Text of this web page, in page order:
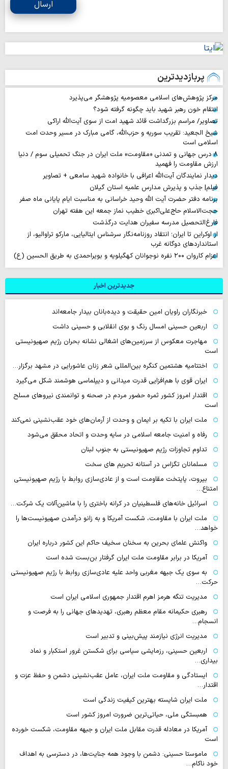
ارسال
پربازدیدترین
مرکز پژوهش‌های اسلامی معصومیه پژوهشگر می‌پذیرد
انتقام خون رهبر شهید باید چگونه گرفته شود؟
تصاویر/ مراسم بزرگداشت قائد شهید امت از سوی آیت‌الله اراکی
شیخ الجعید: تقریب سوریه و حزب‌الله، گامی مبارک در مسیر وحدت امت
اسلامی است
۸ درس جهانی و تمدنی «مقاومت» ملت ایران در جنگ تحمیلی سوم / دنیا
ارزش مقاومت را فهمید
دیدار نمایندگان آیت‌الله اعرافی با خانواده شهید سامعی + تصاویر
فیلم| جذب و پذیرش مدارس علمیه استان گیلان
برنامه دفتر حضرت آیت الله وحید خراسانی به مناسبت ایام پایانی ماه صفر
حجت‌الاسلام حاج‌علی‌اکبری خطیب نماز جمعه این هفته تهران
فارغ‌التحصیل مدرسه سفیران هدایت درگذشت
از اوکراین تا ایران؛ انتقاد روزنامه‌نگار سرشناس ایتالیایی، مارکو تراوالیو، از
استانداردهای دوگانه غرب
اعزام کاروان ۲۰۰ نفره نوجوانان کهگیلویه و بویراحمدی به طریق الحسین (ع)
جدیدترین اخبار
خبرنگاران راویان امین حقیقت و دیده‌بانان بیدار جامعه‌اند
اربعین حسینی امسال رنگ و بوی انقلابی و حسینی داشت
مهاجرت معکوس از سرزمین‌های اشغالی نشانه بحران رژیم صهیونیستی
است
اختتامیه هشتمین کنگره بین‌المللی شعر زنان عاشورایی در مشهد برگزار…
ایران قوی با هم‌افزایی قدرت میدانی و دیپلماسی هوشمند شکل می‌گیرد
اقتدار امروز کشور ثمره حضور مردم در صحنه و توانمندی نیروهای مسلح
است
ملت ایران با تکیه بر ایمان و وحدت از آرمان‌های خود عقب‌نشینی نمی‌کند
رفاه و امنیت جامعه اسلامی در سایه وحدت و اتحاد محقق می‌شود
تداوم تجاوزات رژیم صهیونیستی به جنوب لبنان
مسلمانان تگزاس در آستانه تحریم های سخت
بیروت، پایتخت مقاومت است و از عادی‌سازی روابط با رژیم صهیونیستی
امتناع…
اسرائیل خانه‌های فلسطینیان در کرانه باختری را با ماشین‌آلات یک شرکت…
ملت ایران با مقاومت، شکست آمریکا و به زانو درآمدن صهیونیست‌ها را
خواهد…
واکنش علمای بحرین به سخنان سخیف حاکم این کشور درباره ایران
آمریکا در برابر مقاومت ملت ایران گرفتار بن‌بست شده است
به سوی یک جبهه مغربی واحد علیه عادی‌سازی روابط با رژیم صهیونیستی
حرکت…
مدیریت تنگه هرمز اهرم اقتدار جمهوری اسلامی ایران است
رهبری حکیمانه مقام معظم رهبری، تهدیدهای جهانی را به فرصت و
انسجام…
مدیریت انرژی نیازمند پیش‌بینی و تدبیر است
اربعین حسینی، رزمایشی سیاسی برای شکستن غرور استکبار و نماد
بیداری…
ایستادگی و مقاومت ملت ایران، عامل عقب‌نشینی دشمن و حفظ عزت و
اقتدار…
ملت ایران شایسته بهترین کیفیت زندگی است
همبستگی ملی، حیاتی‌ترین ضرورت امروز کشور است
آمریکا در معادله قدرت مقابل ملت ایران و جبهه مقاومت، شکست خورده
است
ماموستا حسینی: دشمن با وجود همه جنایت‌ها، در دسترسی به اهداف
خود ناکام…